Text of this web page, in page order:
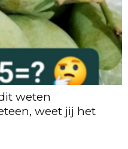
weten
weet jij het